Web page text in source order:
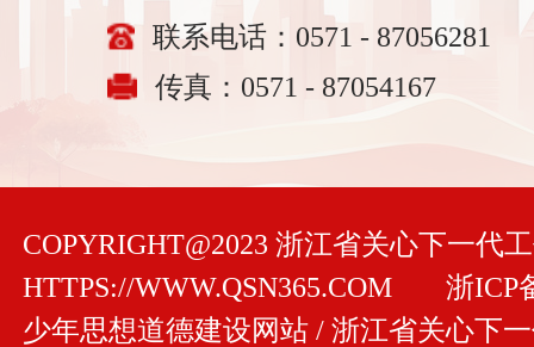
联系电话：0571 - 87056281
传真：0571 - 87054167
COPYRIGHT@2023 浙江省关心下一代
HTTPS://WWW.QSN365.COM
浙ICP
少年思想道德建设网站 / 浙江省关心下